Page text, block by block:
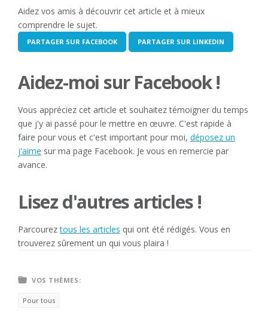
Aidez vos amis à découvrir cet article et à mieux
comprendre le sujet.
PARTAGER SUR FACEBOOK PARTAGER SUR LINKEDIN
Aidez-moi sur Facebook !
Vous appréciez cet article et souhaitez témoigner du temps
que j'y ai passé pour le mettre en œuvre. C'est rapide à
faire pour vous et c'est important pour moi, déposez un
j'aime sur ma page Facebook. Je vous en remercie par
avance.
Lisez d'autres articles !
Parcoureztous les articles qui ont été rédigés. Vous en
trouverez sûrement un qui vous plaira !
VOS THÈMES:
Pour tous